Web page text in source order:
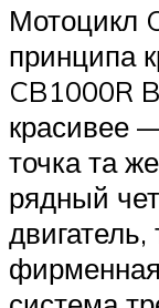
Мотоцикл
принципа
CB1000R
красивее
точка та
рядный